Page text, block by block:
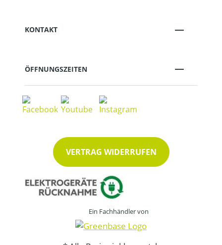
KONTAKT
ÖFFNUNGSZEITEN
VERTRAG WIDERRUFEN
Ein Fachhändler von